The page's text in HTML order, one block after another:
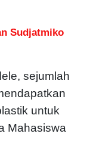
Sudjatmiko
sejumlah
untuk
Mahasiswa